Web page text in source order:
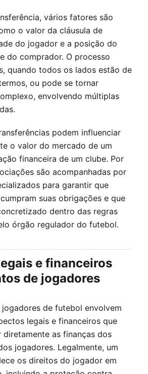
vários fatores são
o valor da cláusula de
do jogador e a posição do
do comprador. O processo
quando todos os lados estão de
ou pode se tornar
envolvendo múltiplas
podem influenciar
o valor do mercado de um
financeira de um clube. Por
são acompanhadas por
para garantir que
suas obrigações e que
dentro das regras
órgão regulador do futebol.
e financeiros
de jogadores
de futebol envolvem
legais e financeiros que
as finanças dos
jogadores. Legalmente, um
os direitos do jogador em